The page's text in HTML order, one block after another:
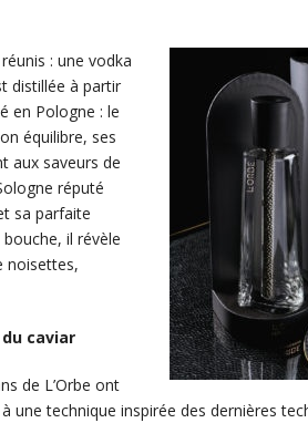
: une vodka
distillée à partir
en Pologne : le
équilibre, ses
aux saveurs de
réputé
sa parfaite
il révèle
noisettes,
caviar
de L’Orbe ont
une technique inspirée des dernières